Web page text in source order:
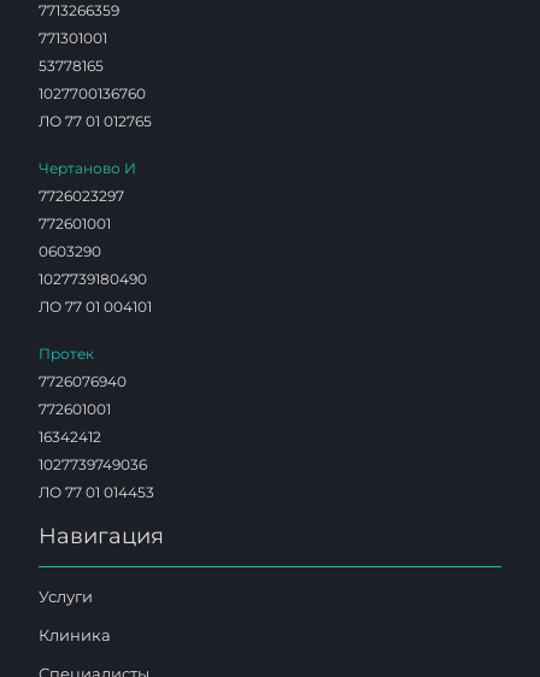
7713266359
771301001
53778165
1027700136760
ЛО 77 01 012765
Чертаново И
7726023297
772601001
0603290
1027739180490
ЛО 77 01 004101
Протек
7726076940
772601001
16342412
1027739749036
ЛО 77 01 014453
Навигация
Услуги
Клиника